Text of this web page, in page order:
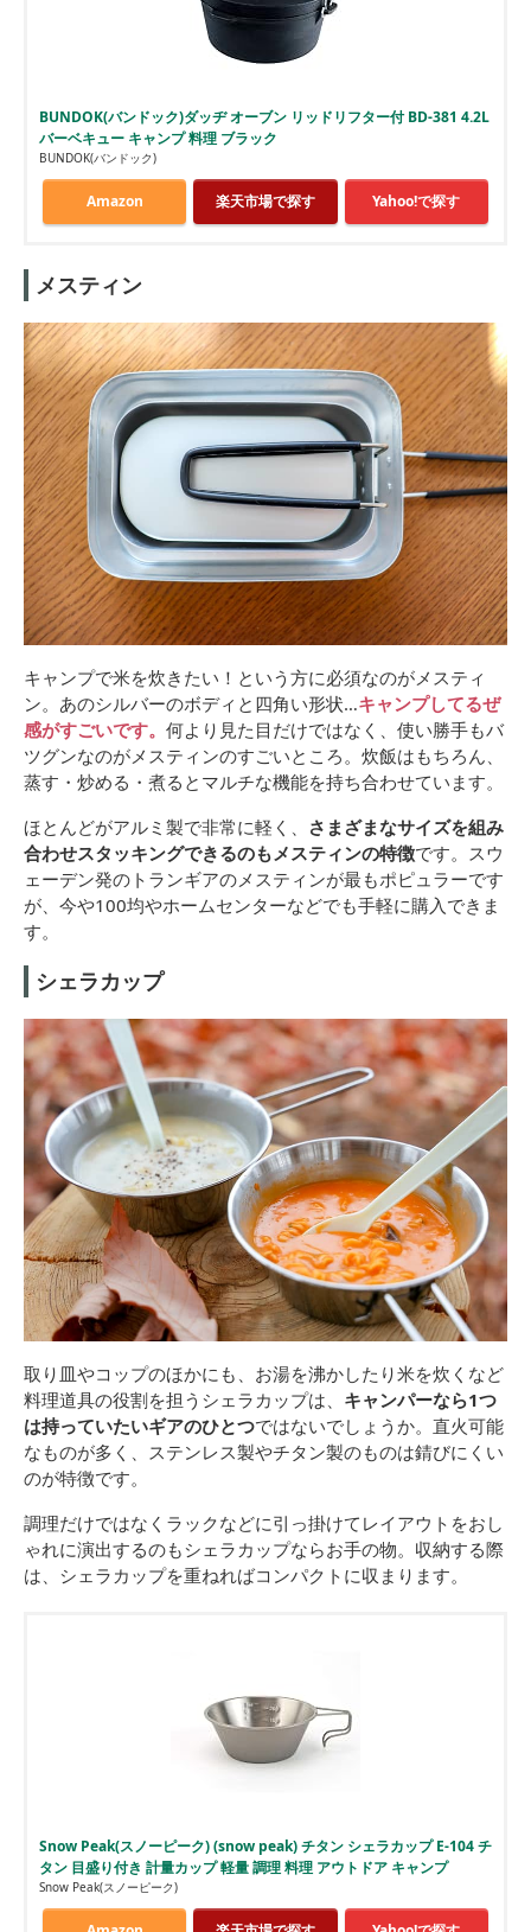
BUNDOK(バンドック)ダッヂ オーブン リッドリフター付 BD-381 4.2L
バーベキュー キャンプ 料理 ブラック
BUNDOK(バンドック)
Amazon 楽天市場で探す Yahoo!で探す
メスティン
キャンプで米を炊きたい！という方に必須なのがメスティ
ン。あのシルバーのボディと四角い形状…キャンプしてるぜ
感がすごいです。 何より見た目だけではなく、使い勝手もバ
ツグンなのがメスティンのすごいところ。炊飯はもちろん、
蒸す・炒める・煮るとマルチな機能を持ち合わせています。
ほとんどがアルミ製で非常に軽く、 さまざまなサイズを組み
合わせスタッキングできるのもメスティンの特徴です。スウ
ェーデン発のトランギアのメスティンが最もポピュラーです
が、今や100均やホームセンターなどでも手軽に購入できま
す。
シェラカップ
取り皿やコップのほかにも、お湯を沸かしたり米を炊くなど
料理道具の役割を担うシェラカップは、 キャンパーなら1つ
は持っていたいギアのひとつではないでしょうか。直火可能
なものが多く、ステンレス製やチタン製のものは錆びにくい
のが特徴です。
調理だけではなくラックなどに引っ掛けてレイアウトをおし
ゃれに演出するのもシェラカップならお手の物。収納する際
は、シェラカップを重ねればコンパクトに収まります。
Snow Peak(スノーピーク) (snow peak) チタン シェラカップ E-104 チ
タン 目盛り付き 計量カップ 軽量 調理 料理 アウトドア キャンプ
Snow Peak(スノーピーク)